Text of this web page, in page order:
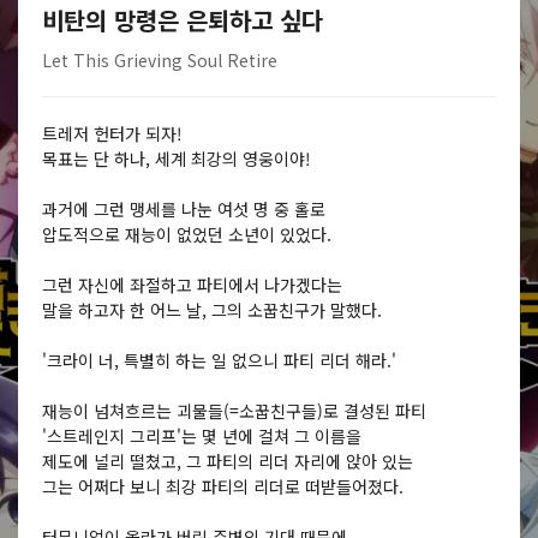
비탄의 망령은 은퇴하고 싶다
Let This Grieving Soul Retire
트레저 헌터가 되자!
목표는 단 하나, 세계 최강의 영웅이야!
과거에 그런 맹세를 나눈 여섯 명 중 홀로
압도적으로 재능이 없었던 소년이 있었다.
그런 자신에 좌절하고 파티에서 나가겠다는
말을 하고자 한 어느 날, 그의 소꿉친구가 말했다.
'크라이 너, 특별히 하는 일 없으니 파티 리더 해라.'
재능이 넘쳐흐르는 괴물들(=소꿉친구들)로 결성된 파티
'스트레인지 그리프'는 몇 년에 걸쳐 그 이름을
제도에 널리 떨쳤고, 그 파티의 리더 자리에 앉아 있는
그는 어쩌다 보니 최강 파티의 리더로 떠받들어졌다.